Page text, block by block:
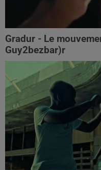
Gradur - Le
Guy2bezbar)r